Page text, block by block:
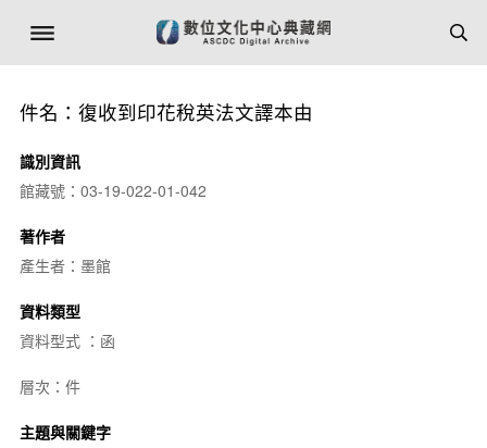
件名：復收到印花稅英法文譯本由
識別資訊
館藏號：03-19-022-01-042
著作者
產生者：墨館
資料類型
資料型式 ：函
層次：件
主題與關鍵字